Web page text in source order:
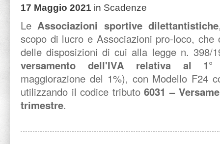
17 Maggio 2021 in Scadenze
LeAssociazioni sportive dilettantistiche
scopo di lucro e Associazioni pro-loco, che
delle disposizioni di cui alla legge n. 398/
versamento dell'IVA relativa al 1°
maggiorazione del 1%), con Modello F24
utilizzando il codice tributo6031 –
trimestre.